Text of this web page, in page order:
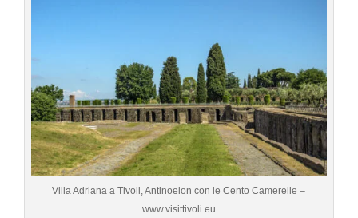
Villa Adriana a Tivoli, Antinoeion con le Cento Camerelle –
www.visittivoli.eu